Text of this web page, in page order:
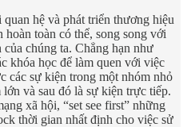
hệ và phát triển thương hiệu
hoàn toàn có thể, song song với
chúng ta. Chẳng hạn như
khóa học để làm quen với việc
các sự kiện trong một nhóm nhỏ
và sau đó là sự kiện trực tiếp.
xã hội, “set see first” những
thời gian nhất định cho việc sử